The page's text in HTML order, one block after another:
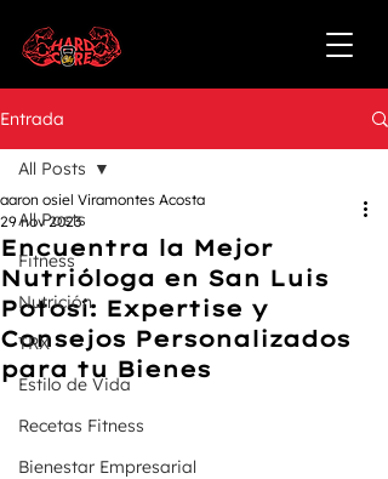
Entrada
All Posts
Fitness
Nutrición
TRX
Estilo de Vida
Recetas Fitness
Bienestar Empresarial
All Posts
Encuentra la Mejor
Nutrióloga en San Luis
Potosí: Expertise y
Consejos Personalizados
para tu Bienes
aaron osiel Viramontes Acosta
29 nov 2023